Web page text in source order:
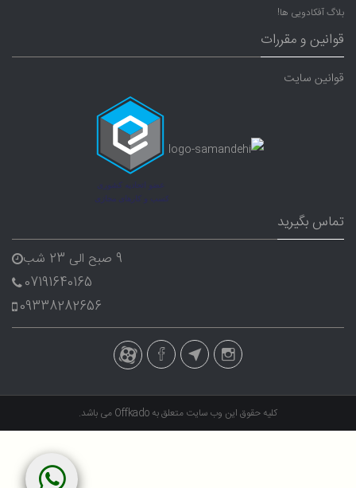
بلاگ آفکادویی ها!
قوانین و مقررات
قوانین سایت
تماس بگیرید
9 صبح الی 23 شب
07191640165
09338282656
کلیه حقوق این وب سایت متعلق بهOffkado می باشد.